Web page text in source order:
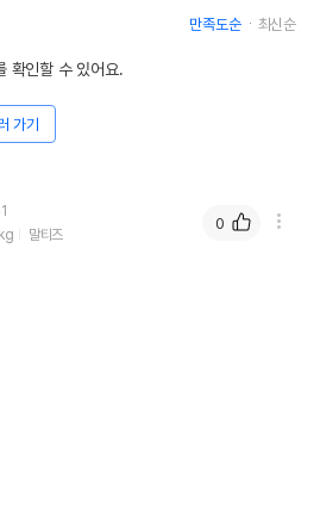
바웃펫//1644-9601
후인 상품이 출고됩니다.
단, 상품명에 유통기한 명시된 경우, 해당
만족도순 최신순
확인할 수 있어요.
가기
말티즈
0